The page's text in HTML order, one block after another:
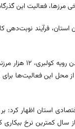
مرزها، فعالیت این
استان، فرآیند
معاون هماهنگی امور
داشته باشند و حدود ۳۰۰ میلیارد تومان نیز
استان اظهار کرد:
جنوبی برای نخستین بار در سال ۱۴۰۴ در دو